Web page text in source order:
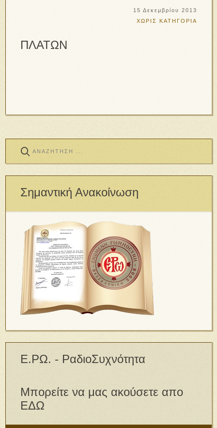
15 Δεκεμβρίου 2013
ΧΩΡΙΣ ΚΑΤΗΓΟΡΙΑ
ΠΛΑΤΩΝ
Σημαντική Ανακοίνωση
Ε.ΡΩ. - ΡαδιοΣυχνότητα
Μπορείτε να μας ακούσετε απο
ΕΔΩ